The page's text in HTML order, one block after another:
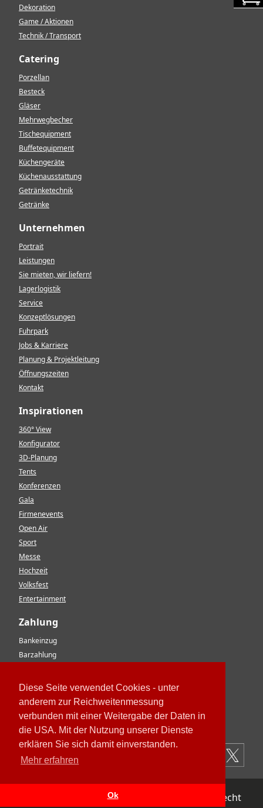
Diese Seite verwendet Cookies - unter
anderem zur Reichweitenmessung
verbunden mit einer Weitergabe der Daten in
die USA. Mit der Nutzung unserer Dienste
erklären Sie sich damit einverstanden.
Mehr erfahren
Ok
Dekoration
Game / Aktionen
Technik / Transport
Catering
Porzellan
Besteck
Gläser
Mehrwegbecher
Tischequipment
Buffetequipment
Küchengeräte
Küchenausstattung
Getränketechnik
Getränke
Unternehmen
Portrait
Leistungen
Sie mieten, wir liefern!
Lagerlogistik
Service
Konzeptlösungen
Fuhrpark
Jobs & Karriere
Planung & Projektleitung
Öffnungszeiten
Kontakt
Inspirationen
360° View
Konfigurator
3D-Planung
Tents
Konferenzen
Gala
Firmenevents
Open Air
Sport
Messe
Hochzeit
Volksfest
Entertainment
Zahlung
Bankeinzug
Barzahlung
EC-Karte
Kreditkarte
Rechnung
Paypal
Datenschutz Widerrufsrecht